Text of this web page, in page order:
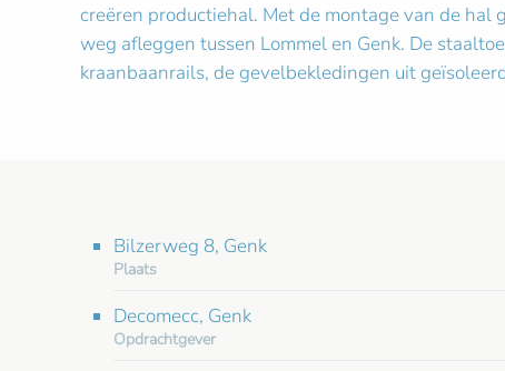
creëren productiehal. Met de montage van de
weg afleggen tussen Lommel en Genk. De
kraanbaanrails, de gevelbekledingen uit
Bilzerweg 8, Genk
Plaats
Decomecc, Genk
Opdrachtgever